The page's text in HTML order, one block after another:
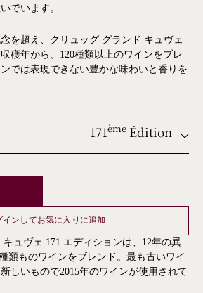
でいます。
を超え、クリュッグ グランド キュヴェ
穫年から、120種類以上のワインをブレ
では表現できない豊かな味わいと香りを
171èmeÉdition
インしてお気に入りに追加
ュヴェ 171 エディションは、12年の異
類ものワインをブレンド。最も古いワイ
しいもので2015年のワインが使用されて